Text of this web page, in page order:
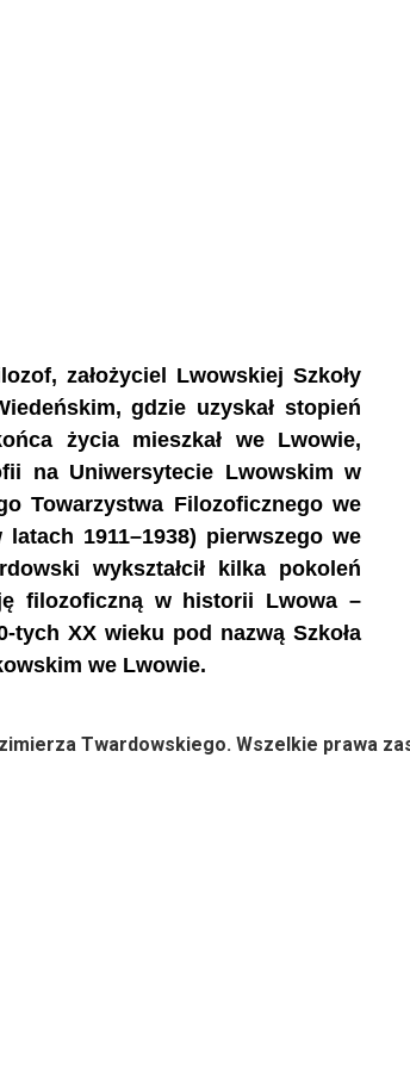
założyciel Lwowskiej Szkoły
gdzie uzyskał stopień
życia mieszkał we Lwowie,
na Uniwersytecie Lwowskim w
Towarzystwa Filozoficznego we
1911–1938) pierwszego we
wykształcił kilka pokoleń
filozoficzną w historii Lwowa –
tych XX wieku pod nazwą Szkoła
we Lwowie.
Twardowskiego. Wszelkie prawa